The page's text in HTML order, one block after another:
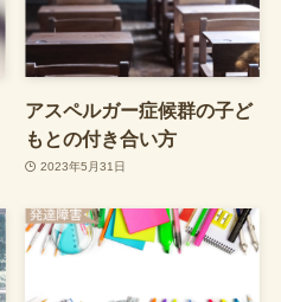
アスペルガー症候群の子ど
もとの付き合い方
2023年5月31日